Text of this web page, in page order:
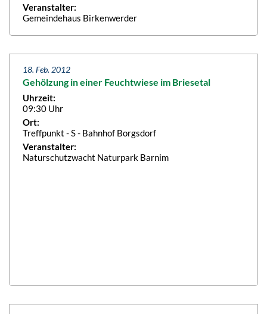
Veranstalter:
Gemeindehaus Birkenwerder
18. Feb. 2012
Gehölzung in einer Feuchtwiese im Briesetal
Uhrzeit:
09:30 Uhr
Ort:
Treffpunkt - S - Bahnhof Borgsdorf
Veranstalter:
Naturschutzwacht Naturpark Barnim